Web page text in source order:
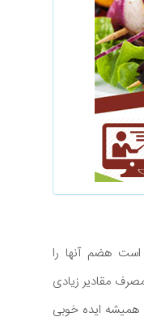
است هضم آنها را
مقادیر زیادی
همیشه ایده خوبی